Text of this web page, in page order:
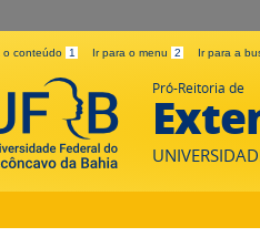
o conteúdo 1 Ir para o menu 2 Ir para a
Pró-Reitoria de